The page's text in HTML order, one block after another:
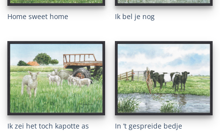
Home sweet home Ik bel je nog
Ik zei het toch kapotte as In ’t gespreide bedje